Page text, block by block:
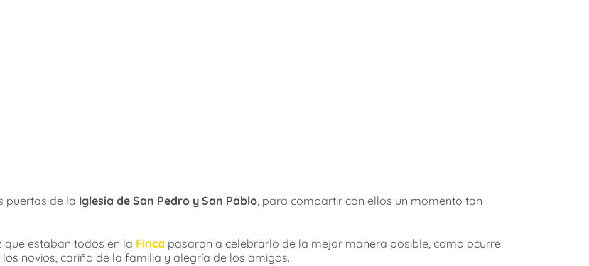
puertas de la Iglesia de San Pedro y San Pablo, para compartir con ellos un momento tan
que estaban todos en la Finca pasaron a celebrarlo de la mejor manera posible, como ocurre
novios, cariño de la familia y alegría de los amigos.